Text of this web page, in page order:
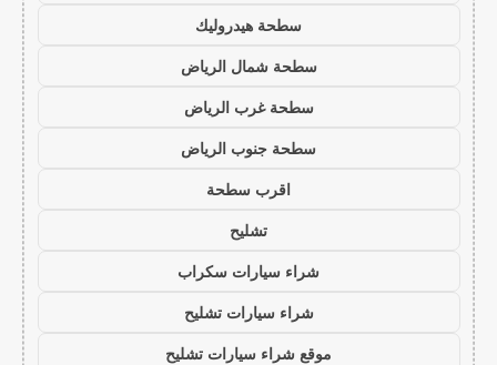
سطحة هيدروليك
سطحة شمال الرياض
سطحة غرب الرياض
سطحة جنوب الرياض
اقرب سطحة
تشليح
شراء سيارات سكراب
شراء سيارات تشليح
موقع شراء سيارات تشليح